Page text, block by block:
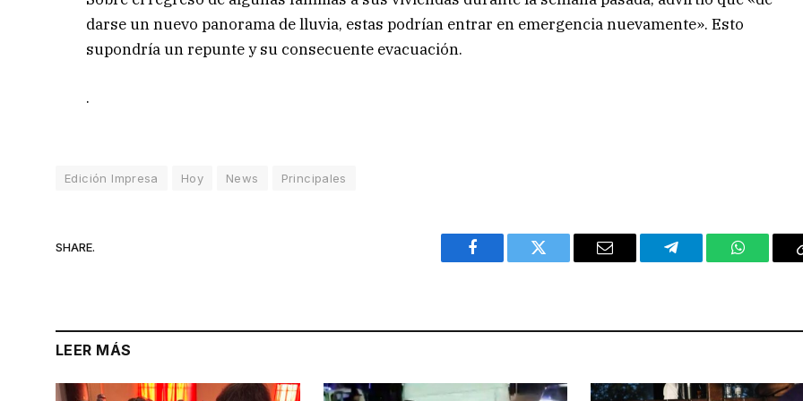
darse un nuevo panorama de lluvia, estas podrían entrar en emergencia nuevamente». Esto
supondría un repunte y su consecuente evacuación.
.
Edición Impresa Hoy News Principales
SHARE.
Facebook Twitter Email Telegram
LEER MÁS